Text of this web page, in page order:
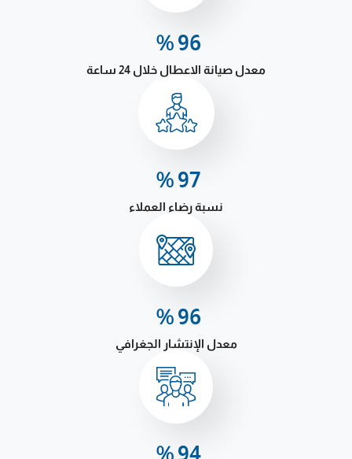
98
%
معدل صيانة الاعطال خلال 24 ساعة
99
%
نسبة رضاء العملاء
99.99
%
معدل الإنتشار الجغرافي
98
%